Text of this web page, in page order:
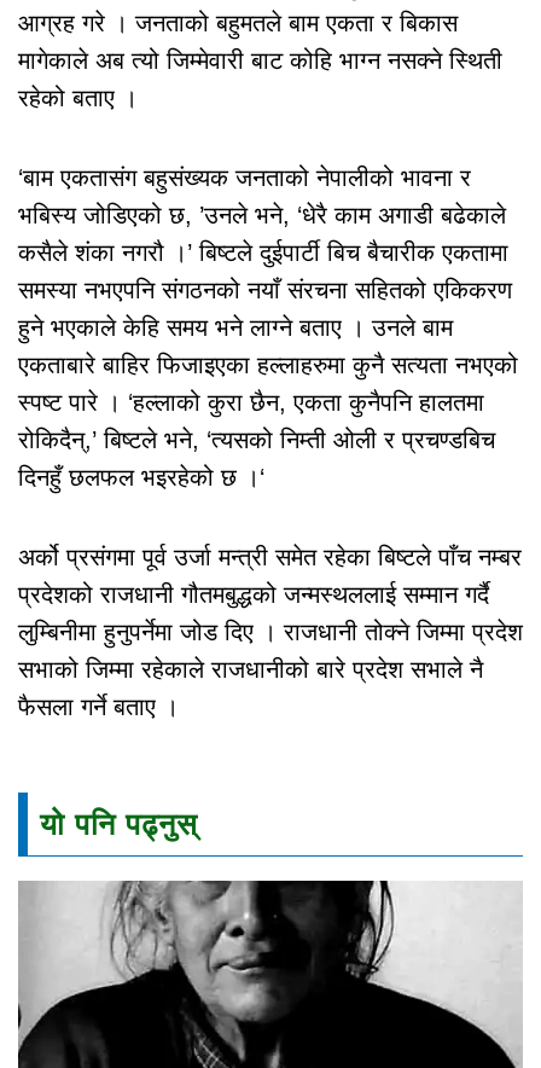
आग्रह गरे । जनताको बहुमतले बाम एकता र बिकास
मागेकाले अब त्यो जिम्मेवारी बाट कोहि भाग्न नसक्ने स्थिती
रहेको बताए ।
‘बाम एकतासंग बहुसंख्यक जनताको नेपालीको भावना र
भबिस्य जोडिएको छ, ’उनले भने, ‘धेरै काम अगाडी बढेकाले
कसैले शंका नगरौ ।’ बिष्टले दुईपार्टी बिच बैचारीक एकतामा
समस्या नभएपनि संगठनको नयाँ संरचना सहितको एकिकरण
हुने भएकाले केहि समय भने लाग्ने बताए । उनले बाम
एकताबारे बाहिर फिजाइएका हल्लाहरुमा कुनै सत्यता नभएको
स्पष्ट पारे । ‘हल्लाको कुरा छैन, एकता कुनैपनि हालतमा
रोकिदैन्,’ बिष्टले भने, ‘त्यसको निम्ती ओली र प्रचण्डबिच
दिनहुँ छलफल भइरहेको छ ।‘
अर्को प्रसंगमा पूर्व उर्जा मन्त्री समेत रहेका बिष्टले पाँच नम्बर
प्रदेशको राजधानी गौतमबुद्धको जन्मस्थललाई सम्मान गर्दै
लुम्बिनीमा हुनुपर्नेमा जोड दिए । राजधानी तोक्ने जिम्मा प्रदेश
सभाको जिम्मा रहेकाले राजधानीको बारे प्रदेश सभाले नै
फैसला गर्ने बताए ।
यो पनि पढ्नुस्